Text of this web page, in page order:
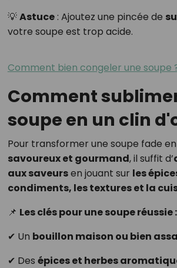
💡Astuce: Ajoutez une pincée de
votre soupe est trop acide.
Comment bien congeler une soupe
Comment
soupe en un clin
Pour transformer une soupe fade en
savoureux et gourmand, il suffit d’
aux saveursen jouant sur les
condiments, les textures et la
📌 Les clés pour une soupe réussie :
✔ Un bouillon maison ou bien
✔ Des épices et herbes